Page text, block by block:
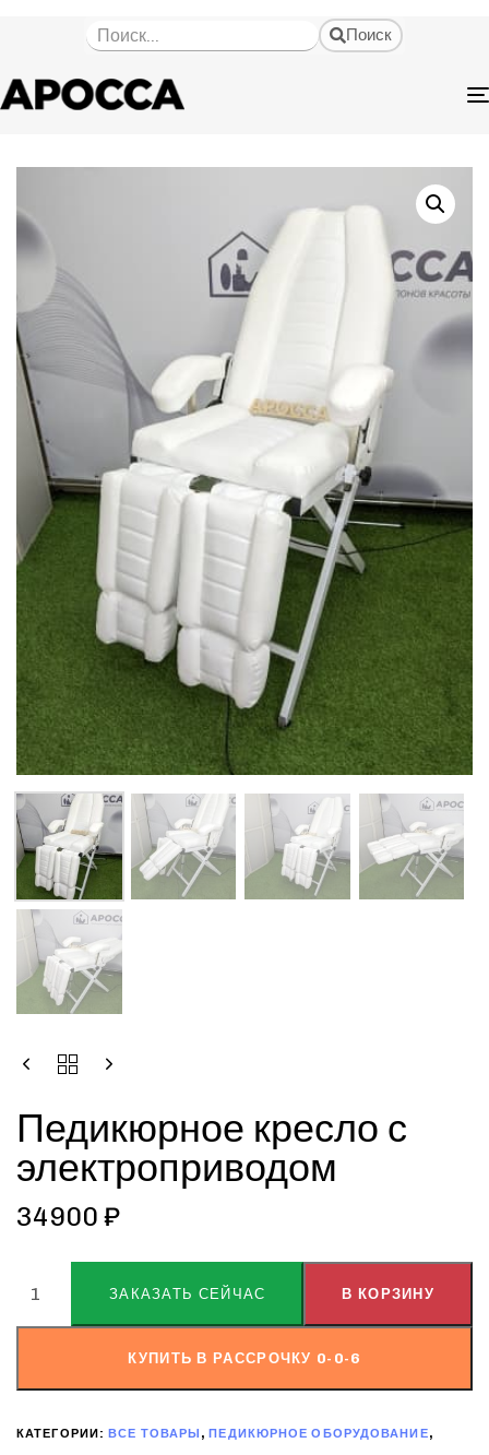
Поиск
Педикюрное кресло с
электроприводом
34900 ₽
ЗАКАЗАТЬ СЕЙЧАС В КОРЗИНУ
КУПИТЬ В РАССРОЧКУ 0-0-6
КАТЕГОРИИ: ВСЕ ТОВАРЫ , ПЕДИКЮРНОЕ ОБОРУДОВАНИЕ,